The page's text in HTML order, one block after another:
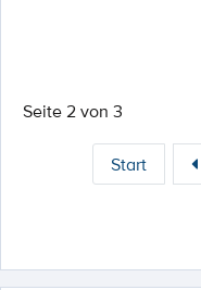
Seite 2 von 3
Start